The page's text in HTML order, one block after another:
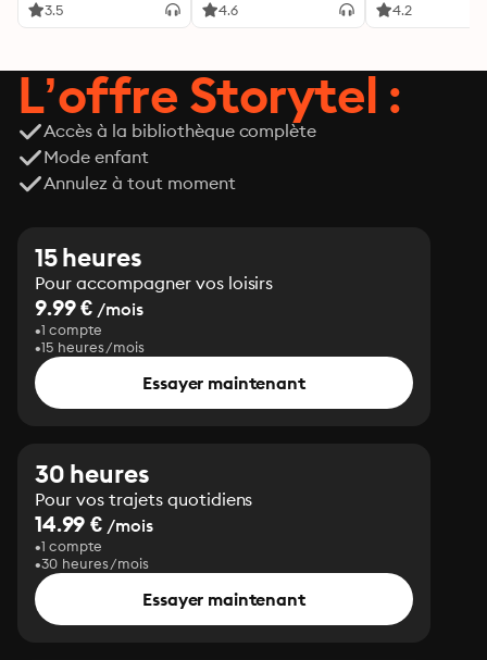
3.5 4.6 4.2
L’offre Storytel :
Accès à la bibliothèque complète
Mode enfant
Annulez à tout moment
15 heures
Pour accompagner vos loisirs
9.99 € /mois
1 compte
15 heures/mois
Essayer maintenant
30 heures
Pour vos trajets quotidiens
14.99 € /mois
1 compte
30 heures/mois
Essayer maintenant